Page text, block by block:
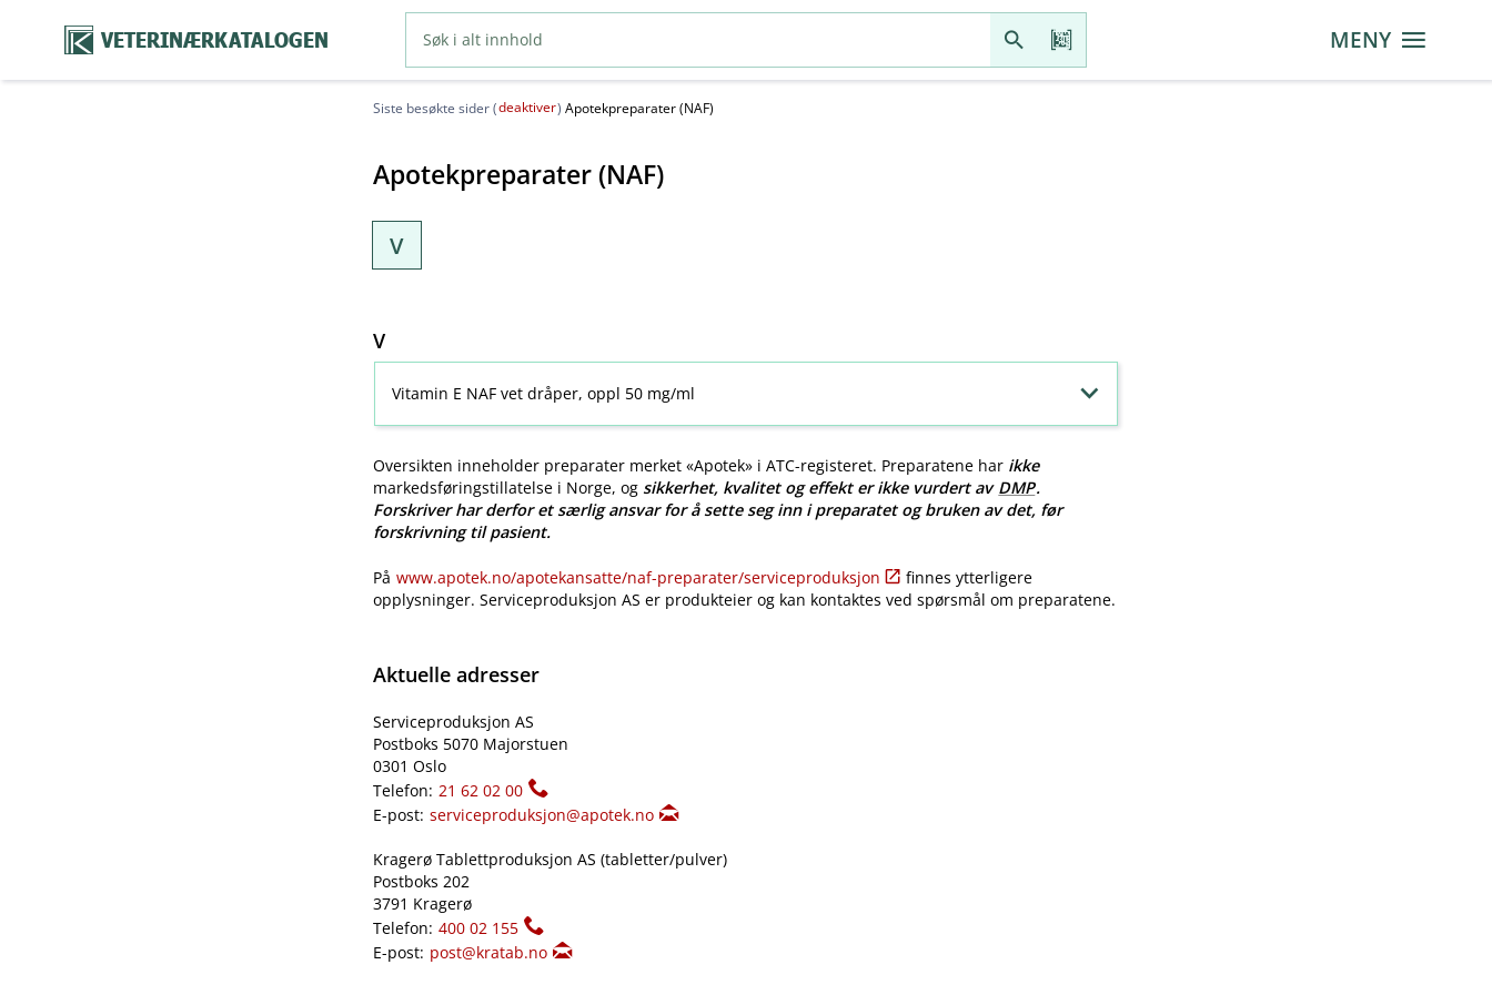
VETERINÆRKATALOGEN MENY
Siste besøkte sider (deaktiver) Apotekpreparater (NAF)
Apotekpreparater (NAF)
V
V
Vitamin E NAF vet dråper, oppl 50 mg/ml
Oversikten inneholder preparater merket «Apotek» i ATC-registeret. Preparatene har ikke
markedsføringstillatelse i Norge, ogsikkerhet, kvalitet og effekt er ikke vurdert av DMP.
Forskriver har derfor et særlig ansvar for å sette seg inn i preparatet og bruken av det, før
forskrivning til pasient.
På www.apotek.no​/​apotekansatte​/​naf-preparater​/​serviceproduksjon
finnes ytterligere
opplysninger. Serviceproduksjon AS er produkteier og kan kontaktes ved spørsmål om preparatene.
Aktuelle adresser
Serviceproduksjon AS
Postboks 5070 Majorstuen
0301 Oslo
Telefon: 21 62 02 00
E-post: serviceproduksjon@apotek.no
Kragerø Tablettproduksjon AS (tabletter​/​pulver)
Postboks 202
3791 Kragerø
Telefon: 400 02 155
E-post: post@kratab.no